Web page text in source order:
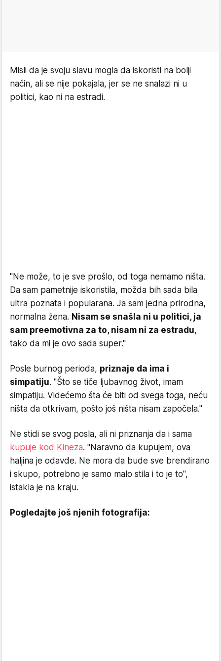
Misli da je svoju slavu mogla da iskoristi na bolji
način, ali se nije pokajala, jer se ne snalazi ni u
politici, kao ni na estradi.
"Ne može, to je sve prošlo, od toga nemamo ništa.
Da sam pametnije iskoristila, možda bih sada bila
ultra poznata i popularana. Ja sam jedna prirodna,
normalna žena. Nisam se snašla ni u politici, ja
sam preemotivna za to, nisam ni za estradu,
tako da mi je ovo sada super."
Posle burnog perioda, priznaje da ima i
simpatiju. "Što se tiče ljubavnog život, imam
simpatiju. Videćemo šta će biti od svega toga, neću
ništa da otkrivam, pošto još ništa nisam započela."
Ne stidi se svog posla, ali ni priznanja da i sama
kupuje kod Kineza. "Naravno da kupujem, ova
haljina je odavde. Ne mora da bude sve brendirano
i skupo, potrebno je samo malo stila i to je to",
istakla je na kraju.
Pogledajte još njenih fotografija: